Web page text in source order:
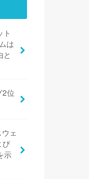
は
と
2位
ェ
び
示